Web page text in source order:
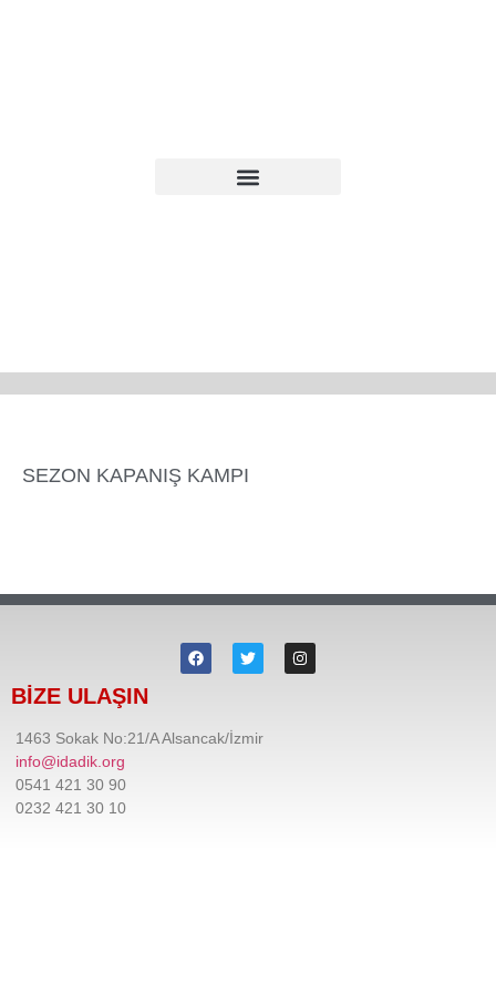
SEZON KAPANIŞ KAMPI
BİZE ULAŞIN
1463 Sokak No:21/A Alsancak/İzmir
info@idadik.org
0541 421 30 90
0232 421 30 10